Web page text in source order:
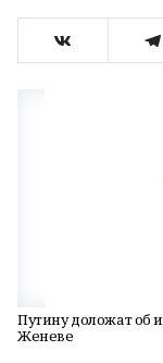
Путину доложат об
Женеве